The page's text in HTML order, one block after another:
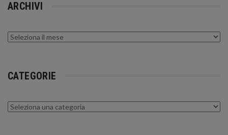
ARCHIVI
Archivi
CATEGORIE
Categorie